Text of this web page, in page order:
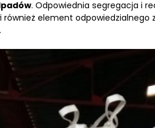
. Odpowiednia segregacja i
również element